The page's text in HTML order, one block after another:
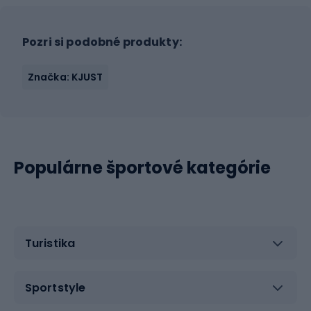
Pozri si podobné produkty:
Značka: KJUST
Populárne športové kategórie
Turistika
Sportstyle